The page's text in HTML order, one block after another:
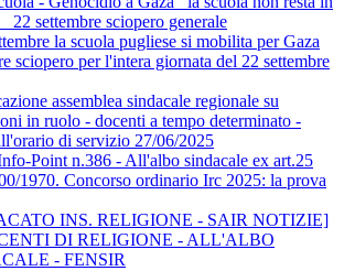
22 settembre sciopero generale
la scuola pugliese si mobilita per Gaza
sciopero per l'intera giornata del 22 settembre
assemblea sindacale regionale su
in ruolo - docenti a tempo determinato -
di servizio 27/06/2025
Point n.386 - All'albo sindacale ex art.25
1970. Concorso ordinario Irc 2025: la prova
INS. RELIGIONE - SAIR NOTIZIE]
DI RELIGIONE - ALL'ALBO
- FENSIR